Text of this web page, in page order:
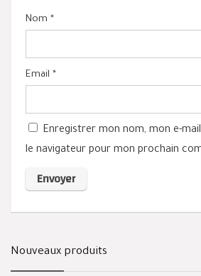
Nom *
Email *
Enregistrer mon nom, mon e-
le navigateur pour mon prochain
Nouveaux produits